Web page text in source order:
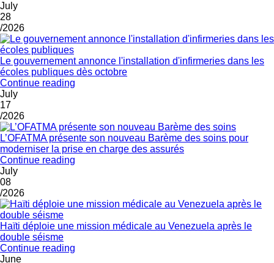
July
28
/2026
Le gouvernement annonce l'installation d'infirmeries dans les
écoles publiques dès octobre
Continue reading
July
17
/2026
L’OFATMA présente son nouveau Barème des soins pour
moderniser la prise en charge des assurés
Continue reading
July
08
/2026
Haïti déploie une mission médicale au Venezuela après le
double séisme
Continue reading
June